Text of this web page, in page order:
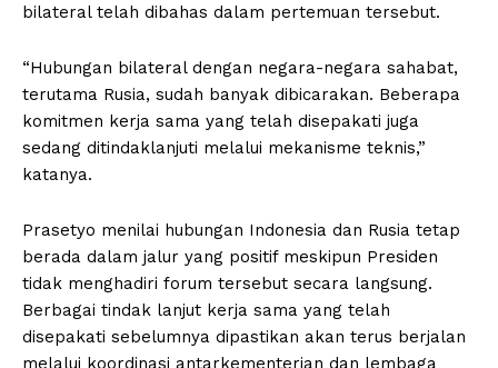
bilateral telah dibahas dalam pertemuan tersebut.
“Hubungan bilateral dengan negara-negara sahabat,
terutama Rusia, sudah banyak dibicarakan. Beberapa
komitmen kerja sama yang telah disepakati juga
sedang ditindaklanjuti melalui mekanisme teknis,”
katanya.
Prasetyo menilai hubungan Indonesia dan Rusia tetap
berada dalam jalur yang positif meskipun Presiden
tidak menghadiri forum tersebut secara langsung.
Berbagai tindak lanjut kerja sama yang telah
disepakati sebelumnya dipastikan akan terus berjalan
melalui koordinasi antarkementerian dan lembaga